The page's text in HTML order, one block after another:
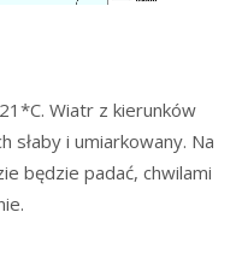
Wiatr z kierunków
słaby i umiarkowany. Na
będzie padać, chwilami